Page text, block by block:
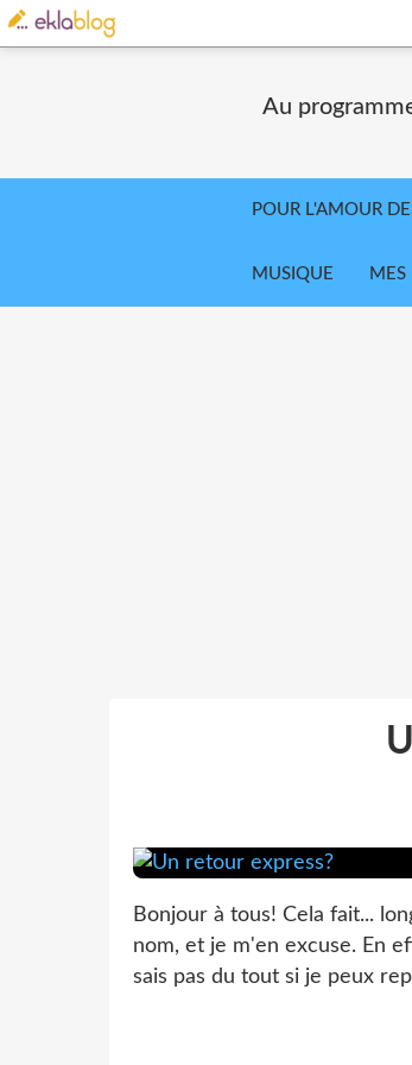
Au
POUR L'AMOUR
MUSIQUE MES
Bonjour à tous! Cela fait...
nom, et je m'en excuse. En
sais pas du tout si je peux